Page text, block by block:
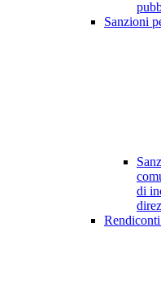
Sanzioni
di